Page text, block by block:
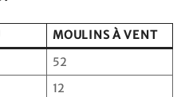
MOULINS À VENT
52
12